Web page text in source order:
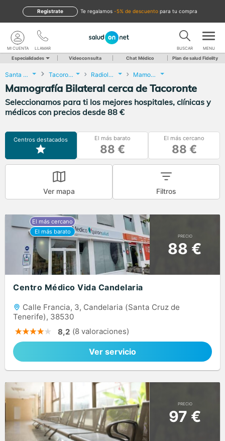
te regalamos -5% de descuento para tu compra
Regístrate
LLAMAR
MI CUENTA BUSCAR MENU
Especialidades Videoconsulta Chat Médico Plan de salud Fidelity
Santa Cruz de Tenerife Tacoronte Radiología Mamografía Bilateral
Mamografía Bilateral cerca de Tacoronte
Seleccionamos para ti los mejores hospitales, clínicas y
médicos con precios desde 88 €
Centros destacados El más barato
88 €
El más cercano
88 €
Ver mapa Filtros
PRECIO
88 €
Centro Médico Vida Candelaria
Calle Francia, 3, Candelaria (Santa Cruz de
Tenerife), 38530
8,2 (8 valoraciones)
Ver servicio
PRECIO
97 €